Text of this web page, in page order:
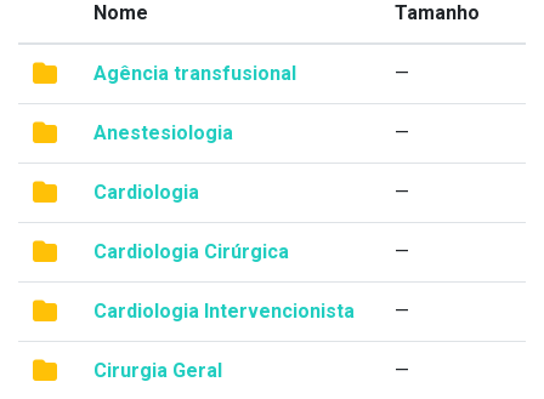
Nome Tamanho
Agência transfusional —
Anestesiologia —
Cardiologia —
Cardiologia Cirúrgica —
Cardiologia Intervencionista —
Cirurgia Geral —